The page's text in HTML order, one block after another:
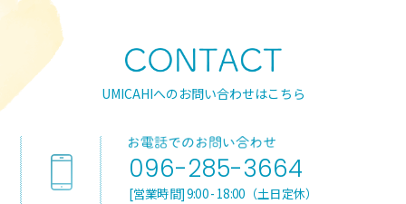
UMICAHIへのお問い合わせはこちら
096-285-3664
[営業時間] 9:00 - 18:00（土日定休）